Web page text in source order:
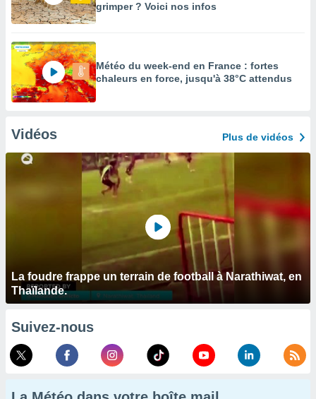
grimper ? Voici nos infos
Météo du week-end en France : fortes
chaleurs en force, jusqu'à 38°C attendus
Vidéos Plus de vidéos
La foudre frappe un terrain de football à Narathiwat, en
Thaïlande.
Suivez-nous